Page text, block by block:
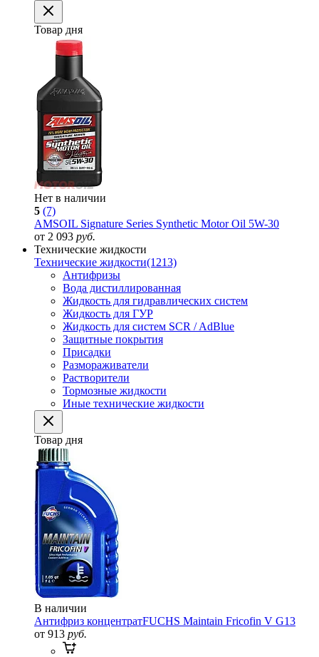
Товар дня
Нет в наличии
5 (7)
AMSOIL Signature Series Synthetic Motor Oil 5W-30
от 2 093 руб.
Технические жидкости
Технические жидкости(1213)
Антифризы
Вода дистиллированная
Жидкость для гидравлических систем
Жидкость для ГУР
Жидкость для систем SCR / AdBlue
Защитные покрытия
Присадки
Размораживатели
Растворители
Тормозные жидкости
Иные технические жидкости
Товар дня
В наличии
Антифриз концентратFUCHS Maintain Fricofin V G13
от 913 руб.